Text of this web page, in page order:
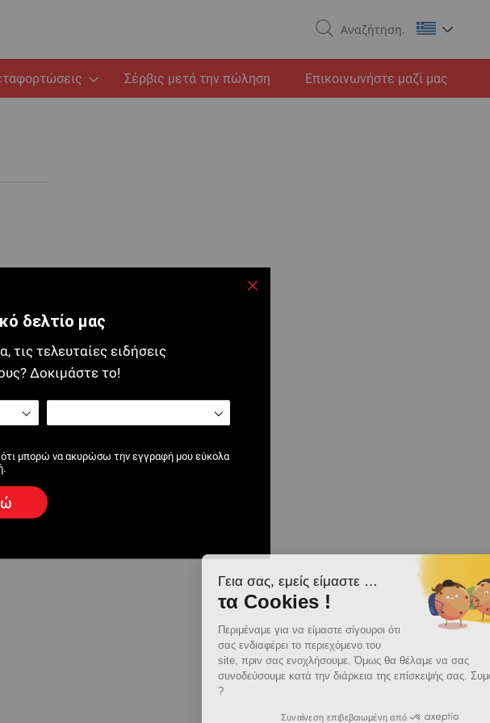
Σέρβις μετά την πώληση Επικοινωνήστε μαζί μας
δελτίο μας
τις τελευταίες ειδήσεις
Δοκιμάστε το!
μπορώ να ακυρώσω την εγγραφή μου εύκολα
Γεια σας, εμείς είμαστε …
τα Cookies !
Περιμέναμε για να είμαστε σίγουροι ότι
σας ενδιαφέρει το περιεχόμενο του
site, πριν σας ενοχλήσουμε. Όμως θα θέλαμε να σας
συνοδεύσουμε κατά την διάρκεια της επίσκεψής σας. Συμφωνείτε
Συναίνεση επιβεβαιωμένη από